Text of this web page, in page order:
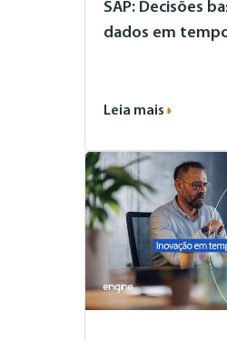
SAP: Decisões
dados em
Leia mais